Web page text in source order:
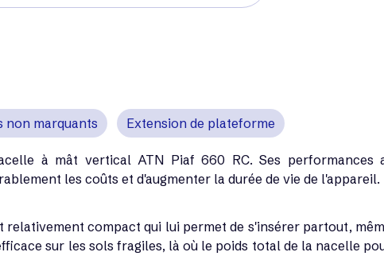
non marquants Extension de plateforme
à mât vertical ATN Piaf 660 RC. Ses performances
les coûts et d'augmenter la durée de vie de l'appareil.
compact qui lui permet de s'insérer partout,
sur les sols fragiles, là où le poids total de la nacelle